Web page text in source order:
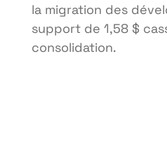
la migration des
support de 1,58 $
consolidation.